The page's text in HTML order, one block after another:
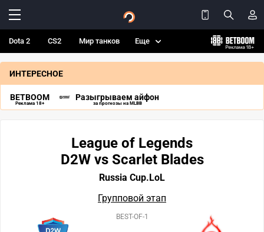
Dota 2 CS2 Мир танков Еще
ИНТЕРЕСНОЕ
BETBOOM
Реклама 18+
Разыгрываем айфон
за прогнозы на MLBB
League of Legends
D2W vs Scarlet Blades
Russia Cup.LoL
Групповой этап
BEST-OF-1